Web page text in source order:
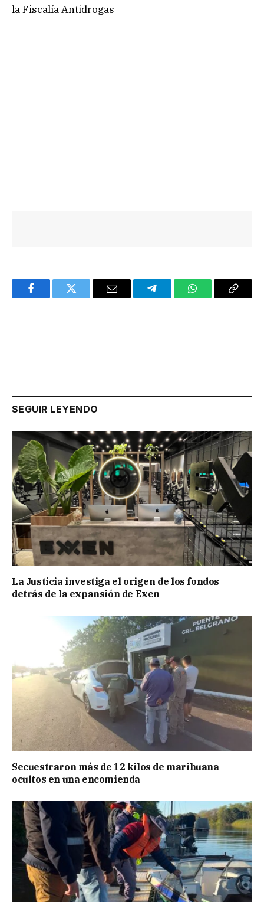
la Fiscalía Antidrogas
FacebookTwitter Email TelegramWhatsAppCopy
SEGUIR LEYENDO
La Justicia investiga el origen de los fondos
detrás de la expansión de Exen
Secuestraron más de 12 kilos de marihuana
ocultos en una encomienda